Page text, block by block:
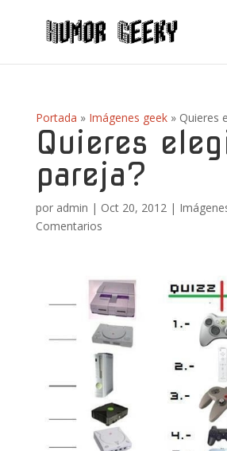
Portada » Imágenes geek» Quieres
Quieres
pareja?
por admin | Oct 20, 2012|
Comentarios